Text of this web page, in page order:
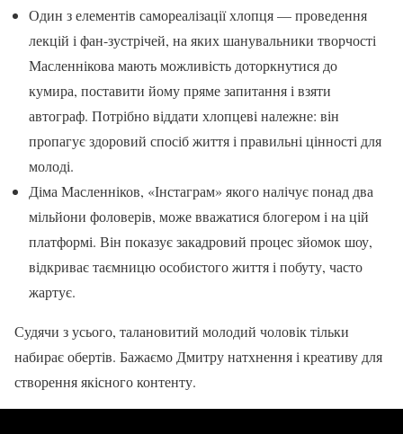
Один з елементів самореалізації хлопця — проведення
лекцій і фан-зустрічей, на яких шанувальники творчості
Масленнікова мають можливість доторкнутися до
кумира, поставити йому пряме запитання і взяти
автограф. Потрібно віддати хлопцеві належне: він
пропагує здоровий спосіб життя і правильні цінності для
молоді.
Діма Масленніков, «Інстаграм» якого налічує понад два
мільйони фоловерів, може вважатися блогером і на цій
платформі. Він показує закадровий процес зйомок шоу,
відкриває таємницю особистого життя і побуту, часто
жартує.
Судячи з усього, талановитий молодий чоловік тільки
набирає обертів. Бажаємо Дмитру натхнення і креативу для
створення якісного контенту.